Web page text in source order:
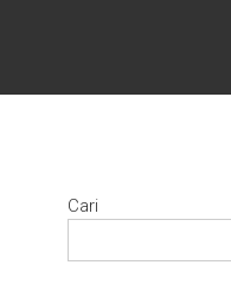
Cari